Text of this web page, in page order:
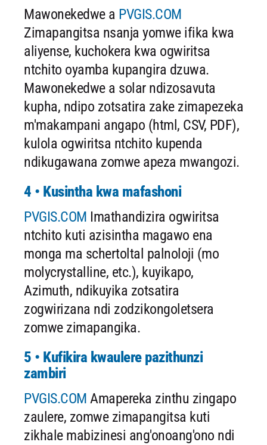
Mawonekedwe a PVGIS.COM
Zimapangitsa nsanja yomwe ifika kwa
aliyense, kuchokera kwa ogwiritsa
ntchito oyamba kupangira dzuwa.
Mawonekedwe a solar ndizosavuta
kupha, ndipo zotsatira zake zimapezeka
m'makampani angapo (html, CSV, PDF),
kulola ogwiritsa ntchito kupenda
ndikugawana zomwe apeza mwangozi.
4 • Kusintha kwa mafashoni
PVGIS.COM Imathandizira ogwiritsa
ntchito kuti azisintha magawo ena
monga ma schertoltal palnoloji (mo
molycrystalline, etc.), kuyikapo,
Azimuth, ndikuyika zotsatira
zogwirizana ndi zodzikongoletsera
zomwe zimapangika.
5 • Kufikira kwaulere pazithunzi
zambiri
PVGIS.COM Amapereka zinthu zingapo
zaulere, zomwe zimapangitsa kuti
zikhale mabizinesi ang'onoang'ono ndi